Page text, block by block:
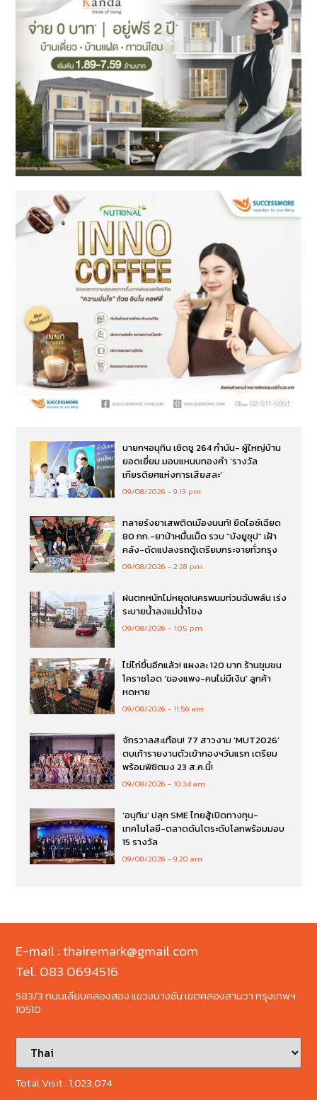
นายกฯอนุทิน เชิดชู 264 กำนัน- ผู้ใหญ่บ้าน
ยอดเยี่ยม มอบแหนบทองคำ ‘รางวัล
เกียรติยศแห่งการเสียสละ’
09/08/2026 9:13 pm
ทลายรังยาเสพติดเมืองนนท์! ยึดไอซ์เฉียด
80 กก.-ยาบ้าหมื่นเม็ด รวบ “บังยูซุป” เฝ้า
คลัง-ดัดแปลงรถตู้เตรียมกระจายทั่วกรุง
09/08/2026 2:28 pm
ฝนตกหนักไม่หยุด!นครพนมท่วมฉับพลัน เร่ง
ระบายน้ำลงแม่น้ำโขง
09/08/2026 1:05 pm
ไข่ไก่ขึ้นอีกแล้ว! แผงละ 120 บาท ร้านชุมชน
โคราชโอด ‘ของแพง-คนไม่มีเงิน’ ลูกค้า
หดหาย
09/08/2026 11:56 am
จักรวาลสะเทือน! 77 สาวงาม ‘MUT2026’
ตบเท้ารายงานตัวเข้ากองฯวันแรก เตรียม
พร้อมพิชิตมง 23 ส.ค.นี้!
09/08/2026 10:34 am
‘อนุทิน’ ปลุก SME ไทยสู้เปิดทางทุน-
เทคโนโลยี-ตลาดดันโตระดับโลกพร้อมมอบ
15 รางวัล
09/08/2026 9:20 am
E-mail : thairemark@gmail.com
Tel. 083 0694516
583/3 ถนนเลียบคลองสอง แขวงบางชัน เขตคลองสามวา กรุงเทพฯ
10510
Total Visit :1,023,074